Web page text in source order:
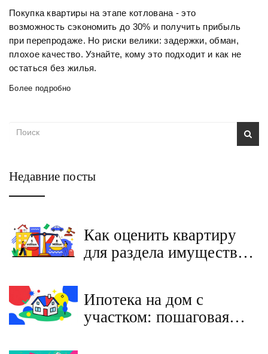
Покупка квартиры на этапе котлована - это
возможность сэкономить до 30% и получить прибыль
при перепродаже. Но риски велики: задержки, обман,
плохое качество. Узнайте, кому это подходит и как не
остаться без жилья.
Более подробно
Недавние посты
Как оценить квартиру
для раздела имущества
нюансы
Ипотека на дом с
участком: пошаговая